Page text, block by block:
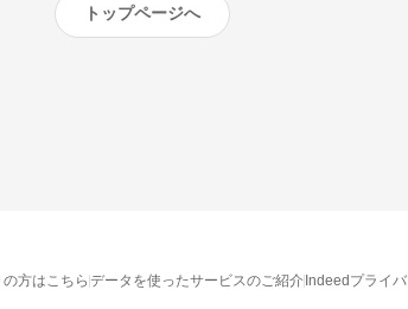
トップページへ
方はこちら データを使ったサービスのご紹介 Indeedプライ